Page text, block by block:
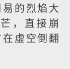
的烈焰大
，直接崩
虛空倒翻